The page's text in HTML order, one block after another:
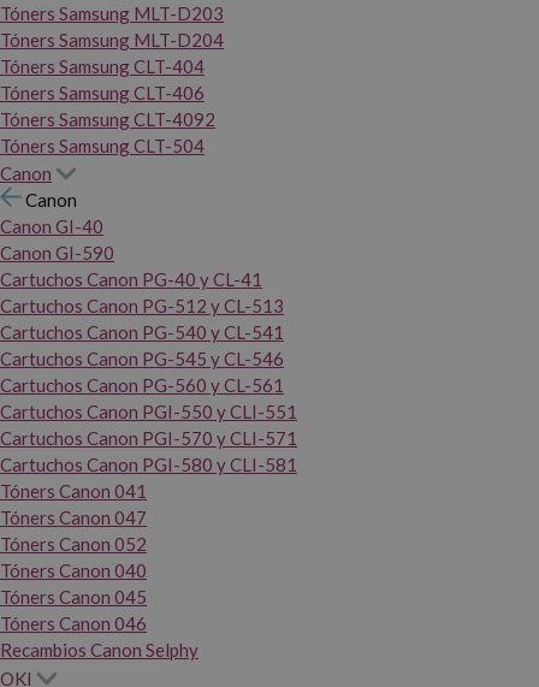
Tóners Samsung MLT-D203
Tóners Samsung MLT-D204
Tóners Samsung CLT-404
Tóners Samsung CLT-406
Tóners Samsung CLT-4092
Tóners Samsung CLT-504
Canon
Canon
Canon GI-40
Canon GI-590
Cartuchos Canon PG-40 y CL-41
Cartuchos Canon PG-512 y CL-513
Cartuchos Canon PG-540 y CL-541
Cartuchos Canon PG-545 y CL-546
Cartuchos Canon PG-560 y CL-561
Cartuchos Canon PGI-550 y CLI-551
Cartuchos Canon PGI-570 y CLI-571
Cartuchos Canon PGI-580 y CLI-581
Tóners Canon 041
Tóners Canon 047
Tóners Canon 052
Tóners Canon 040
Tóners Canon 045
Tóners Canon 046
Recambios Canon Selphy
OKI